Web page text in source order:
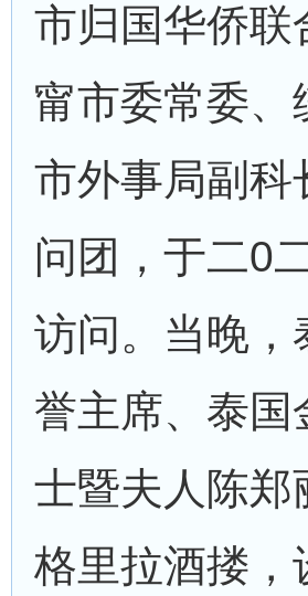
市归国华侨联
甯市委常委
市外事局副科
问团，于二0
访问。当晚，
誉主席、泰
士暨夫人陈郑
格里拉酒搂，